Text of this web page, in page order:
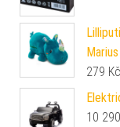
Marius
279 Kč
10 290